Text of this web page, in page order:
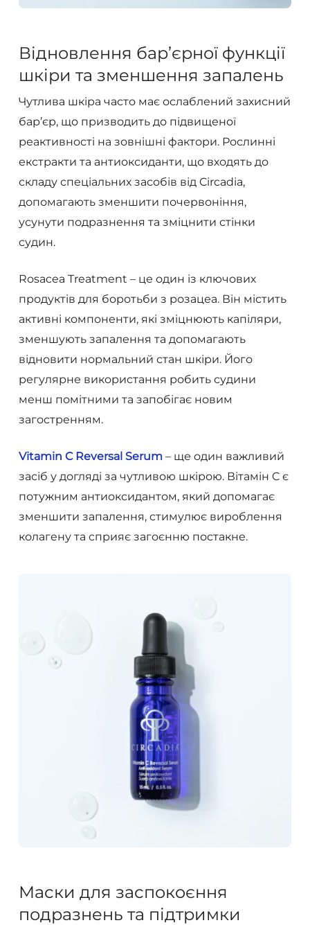
Відновлення бар’єрної функції
шкіри та зменшення запалень
Чутлива шкіра часто має ослаблений захисний
бар’єр, що призводить до підвищеної
реактивності на зовнішні фактори. Рослинні
екстракти та антиоксиданти, що входять до
складу спеціальних засобів від Circadia,
допомагають зменшити почервоніння,
усунути подразнення та зміцнити стінки
судин.
Rosacea Treatment – це один із ключових
продуктів для боротьби з розацеа. Він містить
активні компоненти, які зміцнюють капіляри,
зменшують запалення та допомагають
відновити нормальний стан шкіри. Його
регулярне використання робить судини
менш помітними та запобігає новим
загостренням.
Vitamin C Reversal Serum– ще один важливий
засіб у догляді за чутливою шкірою. Вітамін C є
потужним антиоксидантом, який допомагає
зменшити запалення, стимулює вироблення
колагену та сприяє загоєнню постакне.
Маски для заспокоєння
подразнень та підтримки